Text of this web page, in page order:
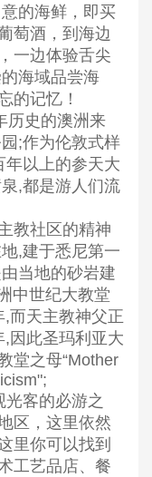
的海鲜，即买
萄酒，到海边
一边体验舌尖
海域品尝海
的记忆！
历史的澳洲来
;作为伦敦式样
年以上的参天大
,都是游人们流
教社区的精神
,建于悉尼第一
当地的砂岩建
中世纪大教堂
而天主教神父正
因此圣玛利亚大
堂之母“Mother
客的必游之
区，这里依然
里你可以找到
工艺品店、餐